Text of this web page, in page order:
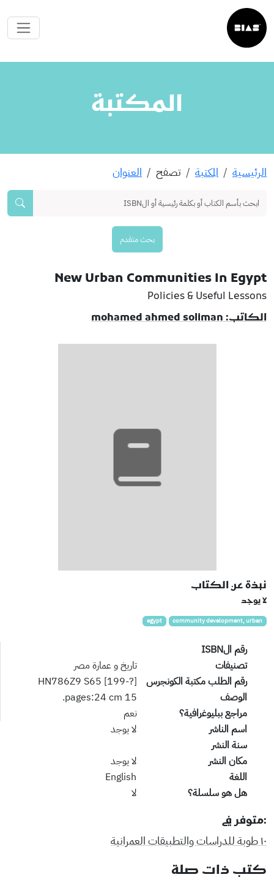
المكتبة
الرئيسية المكتبة تصفح العنوان
بحث متقدم
New Urban Communities In Egypt
Policies & Useful Lessons
الكاتب: mohamed ahmed soliman
نبذة عن الكتاب
لا يوجد
community development, urban
egypt
رقم الISBN
تصنيفات
تاريخ و عمارة مصر
رقم الطلب مكتبة الكونجرس
HN786Z9 S65 [199-?]
الوصف
15 pages:24 cm.
مراجع ببليوغرافية؟
نعم
اسم الناشر
لا يوجد
سنة النشر
مكان النشر
لا يوجد
اللغة
English
هل هو سلسلة؟
لا
:متوفر في
١٠ طوبة للدراسات والتطبيقات العمرانية
كتب ذات صلة